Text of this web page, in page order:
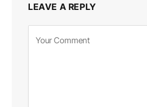
LEAVE A REPLY